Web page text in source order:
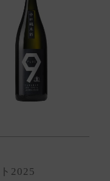
2025